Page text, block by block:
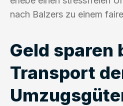
nach Balzers zu einem
Geld sparen
Transport